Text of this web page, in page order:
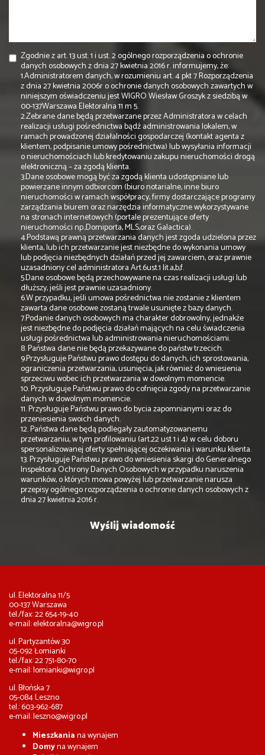
Zgodnie z art. 13 ust. 1 i ust. 2 ogólnego rozporządzenia o ochronie
danych osobowych z dnia 27 kwietnia 2016 r. informujemy, że:
1.Administratorem danych, w rozumieniu art. 4 pkt 7 Rozporządzenia
z dnia 27 kwietnia 2006r o ochronie danych osobowych zawartych w
niniejszym oświadczeniu jest WIGRO Wiesław Groszyk z siedzibą w
00-137Warszawa Elektoralna 11 m 5.
2.Zebrane dane będą przetwarzane przez Administratora w celach
realizacji usługi pośrednictwa bądź administrowania lokalem, w
ramach prowadzonej działalności gospodarczej (kontakt agenta z
klientem, podpisanie umowy pośrednictwa) lub wysyłania informacji
o nieruchomościach lub kredytowaniu zakupu nieruchomości drogą
elektroniczną – za zgodą klienta.
3.Dane osobowe mogą być za zgodą klienta udostępniane lub
powierzane innym odbiorcom (biuro notarialne, inne biuro
nieruchomości w ramach współpracy, firmy dostarczające programy
zarządzania biurem oraz narzędzia informatyczne wykorzystywane
na stronach internetowych (portale prezentujące oferty
nieruchomości np.;Domiporta, MLS,oraz Galactica).
4.Podstawą prawną przetwarzania danych jest zgoda udzielona przez
klienta, lub ich przetwarzanie jest niezbędne do wykonania umowy
lub podjęcia niezbędnych działań przed jej zawarciem, oraz prawnie
uzasadniony cel administratora Art.6ust.1 lit.a,b,f.
5.Dane osobowe będą przechowywane na czas realizacji usługi lub
dłuższy, jeśli jest prawnie uzasadniony.
6.W przypadku, jeśli umowa pośrednictwa nie zostanie z klientem
zawarta dane osobowe zostaną trwale usunięte z bazy danych.
7.Podanie danych osobowych ma charakter dobrowolny, jednakże
jest niezbędne do podjęcia działań mających na celu świadczenia
usługi pośrednictwa lub administrowania nieruchomościami.
8. Państwa dane nie będą przekazywane do państw trzecich.
9.Przysługuje Państwu prawo dostępu do danych, ich sprostowania,
ograniczenia przetwarzania, usunięcia, jak również do wniesienia
sprzeciwu wobec ich przetwarzania w dowolnym momencie.
10. Przysługuje Państwu prawo do cofnięcia zgody na przetwarzanie
danych w dowolnym momencie.
11. Przysługuje Państwu prawo do bycia zapomnianymi oraz do
przeniesienia swoich danych.
12. Państwa dane będą podlegały zautomatyzowanemu
przetwarzaniu, w tym profilowaniu (art.22 ust 1 i 4) w celu doboru
spersonalizowanej oferty spełniającej oczekiwania i warunku klienta.
13. Przysługuje Państwu prawo do wniesienia skargi do Generalnego
Inspektora Ochrony Danych Osobowych w przypadku naruszenia
warunków, o których mowa powyżej lub przetwarzanie narusza
przepisy ogólnego rozporządzenia o ochronie danych osobowych z
dnia 27 kwietnia 2016 r.
ul. Elektoralna 11/5
00-137 Warszawa
tel./fax: 22 654-19-40
e-mail:elektoralna@wigro.pl
ul. Partyzantów 30
05-092 Łomianki
tel./fax: 22 751-80-70
e-mail:lomianki@wigro.pl
ul. Błońska 7
05-084 Leszno
tel.: 603-962-687
e-mail:leszno@wigro.pl
Mieszkaniana wynajem
Domyna wynajem